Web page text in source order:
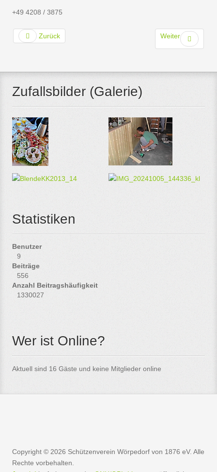
+49 4208 / 3875
Zurück Weiter
Zufallsbilder (Galerie)
Statistiken
Benutzer
9
Beiträge
556
Anzahl Beitragshäufigkeit
1330027
Wer ist Online?
Aktuell sind 16 Gäste und keine Mitglieder online
Copyright © 2026 Schützenverein Wörpedorf von 1876 eV. Alle
Rechte vorbehalten.